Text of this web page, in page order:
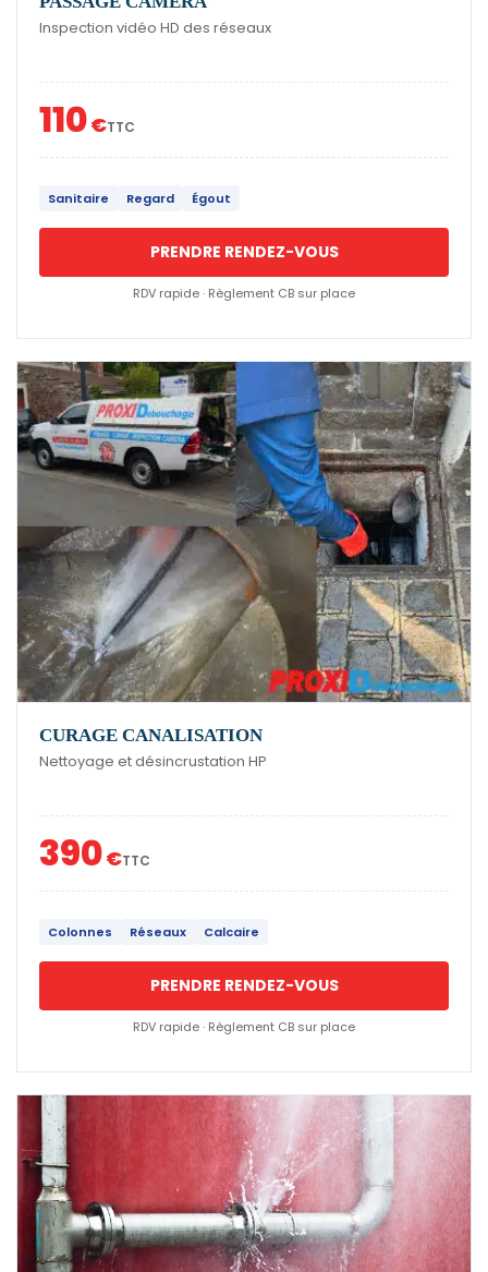
Inspection vidéo HD des réseaux
110€TTC
Sanitaire Regard Égout
PRENDRE RENDEZ-VOUS
RDV rapide · Règlement CB sur place
CURAGE CANALISATION
Nettoyage et désincrustation HP
390€TTC
Colonnes Réseaux Calcaire
PRENDRE RENDEZ-VOUS
RDV rapide · Règlement CB sur place